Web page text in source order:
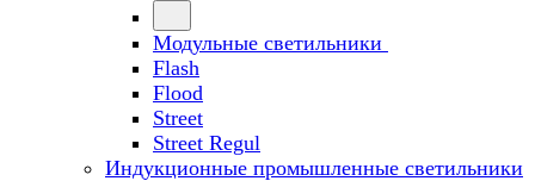
Модульные светильники
Flash
Flood
Street
Street Regul
Индукционные промышленные светильники